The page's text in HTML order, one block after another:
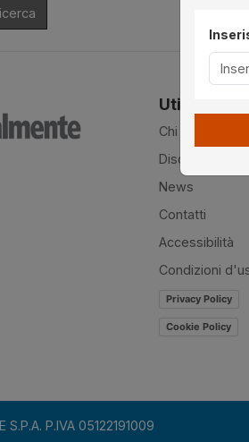
Utilità
Chi siamo
Disclaimer
News
Contatti
Accessibilità
Condizioni
Privacy Policy
Cookie Policy
P.IVA 05122191009